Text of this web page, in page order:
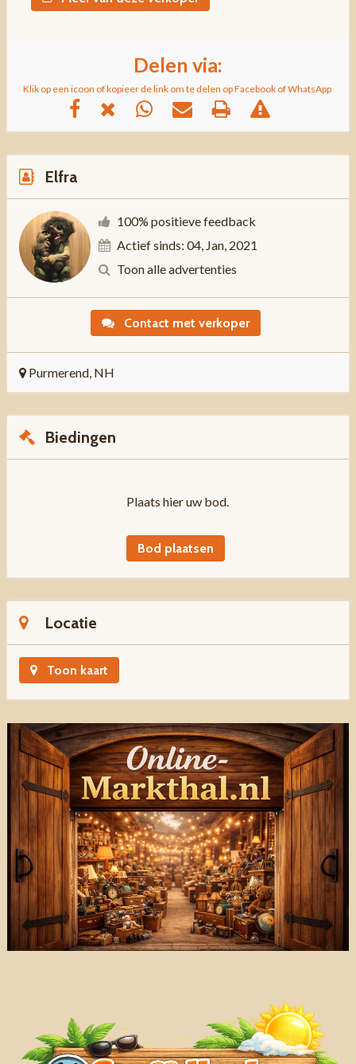
Delen via:
Klik op een icoon of kopieer de link om te delen op Facebook of WhatsApp
Elfra
100% positieve feedback
Actief sinds: 04, Jan, 2021
Toon alle advertenties
Contact met verkoper
Purmerend, NH
Biedingen
Plaats hier uw bod.
Bod plaatsen
Locatie
Toon kaart